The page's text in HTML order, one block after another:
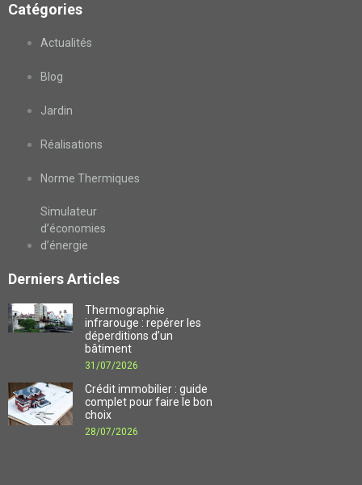
Catégories
Actualités
Blog
Jardin
Réalisations
Norme Thermiques
Simulateur
d’économies
d’énergie
Derniers Articles
Thermographie
infrarouge : repérer les
déperditions d’un
bâtiment
31/07/2026
Crédit immobilier : guide
complet pour faire le bon
choix
28/07/2026